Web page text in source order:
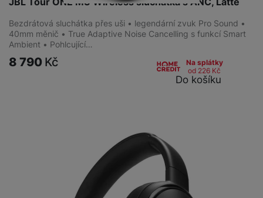
Bezdrátová sluchátka přes uši • legendární zvuk Pro Sound •
40mm měnič • True Adaptive Noise Cancelling s funkcí Smart
Ambient • Pohlcující…
8 790 Kč
Na splátky
od 226 Kč
Do košíku